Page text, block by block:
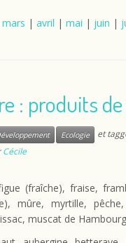
mars | avril | mai | juin |
: produits
Ecologie et
Cécile
(fraîche), fraise,
mûre, myrtille,
muscat de